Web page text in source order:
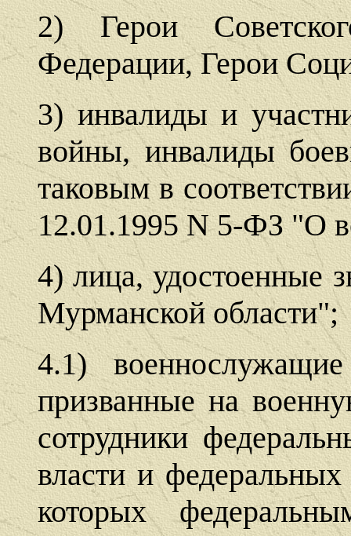
2) Герои
Федерации, Герои
3) инвалиды и
войны, инвалиды
таковым в
12.01.1995 N 5-ФЗ "О
4) лица, удостоенные
Мурманской области";
4.1)
призванные на
сотрудники
власти и федеральных
которых